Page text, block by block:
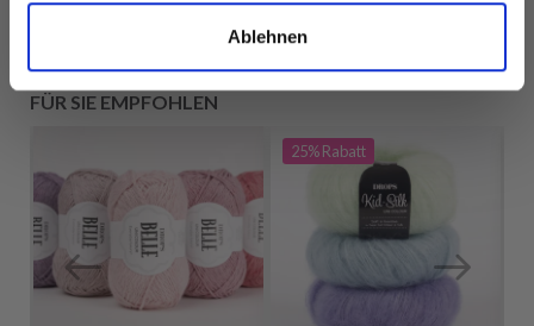
Ablehnen
FÜR SIE EMPFOHLEN
25%Rabatt